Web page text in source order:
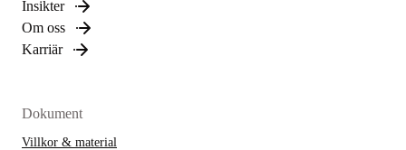
Insikter
Om oss
Karriär
Dokument
Villkor & material